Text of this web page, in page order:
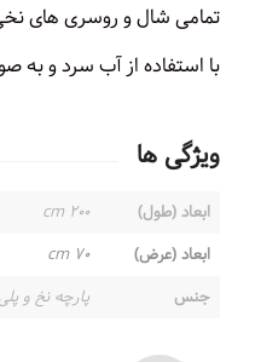
تمامی شال و روسری های
با استفاده از آب سرد و
ویژگی ها
ابعاد (طول)
۲۰۰ cm
ابعاد (عرض)
۷۰ cm
جنس
پارچه نخ و